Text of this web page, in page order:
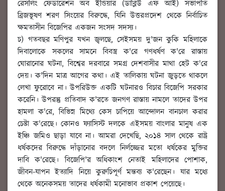
রেসলিং ফেডারেশন অব ইন্ডিয়ার (ডাব্লিউ এফ আই) সভাপতি
ব্রিজভূষণ শরণ সিংয়ের বিরুদ্ধে, যিনি উত্তরপ্রদেশ থেকে নির্বাচিত
ক্ষমতাসীন বিজেপির একজন সংসদ সদস্য।
চ) গতবছর মণিপুর যখন জ্বলছে, সেইসময় দু'জন কুকি মহিলাকে
দিবালোকে সকলের সামনে বিবস্ত্র ক'রে গণধর্ষণ ক'রে রাস্তায়
ঘোরানোর ঘটনা, বিশ্বের দরবারে সমগ্র দেশবাসীর মাথা হেট ক'রে
দেয়। ক'দিন মাত্র আগের কথা। এই তালিকায় ঘটনা জুড়তে থাকলে
লেখা ফুরোবে না। উপরিউক্ত একটি ঘটনারও বিচার বিজেপি সরকার
করেনি। উপরন্তু প্রতিবাদ ক'রতে জনগণ রাস্তায় নামলে তাদের উপর
হামলা ক'রে, বিভিন্ন মিথ্যে কেস চাপিয়ে আন্দোলন বানচাল করার
চেষ্টা ক'রেছে। কোনও ফ্যাসিস্ট দলকে এইসময় বাংলার মানুষ এক
ইঞ্চি জমিও ছাড়া যাবে না। আমরা দেখেছি, ২০১৪ সাল থেকে রাষ্ট্র
ধর্ষকদের বিরুদ্ধে দাঁড়ানোর বদলে নির্লজ্জের মতো ধর্ষকের মুক্তির
দাবি ক'রেছে। বিজেপি'র অধিকাংশ নেতাই মহিলাদের পোশাক,
জীবন-যাপন ইত্যাদি নিয়ে কুরুচিপূর্ণ মন্তব্য ক'রেছেন। যার মধ্যে
থেকে অনেকসময় তাদের ধর্ষকামী মনোভাব প্রকাশ পেয়েছে।